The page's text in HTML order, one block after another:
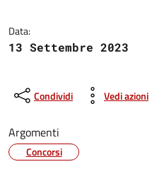
Data:
13 Settembre 2023
Condividi Vedi azioni
Argomenti
Concorsi